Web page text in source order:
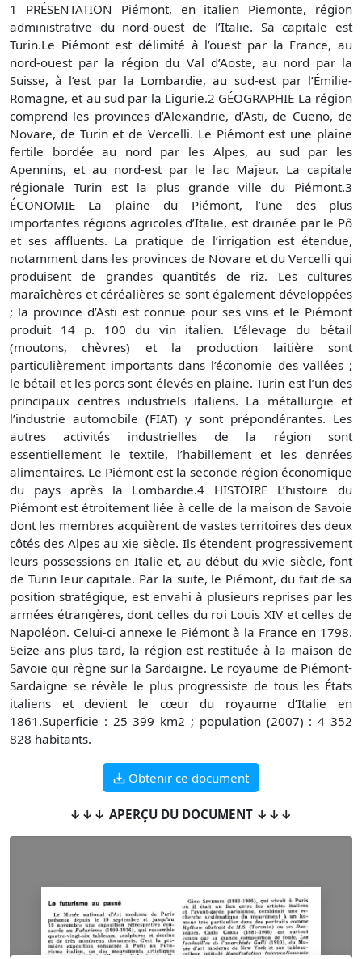
1 PRÉSENTATION Piémont, en italien Piemonte, région
administrative du nord-ouest de l’Italie. Sa capitale est
Turin.Le Piémont est délimité à l’ouest par la France, au
nord-ouest par la région du Val d’Aoste, au nord par la
Suisse, à l’est par la Lombardie, au sud-est par l’Émilie-
Romagne, et au sud par la Ligurie.2 GÉOGRAPHIE La région
comprend les provinces d’Alexandrie, d’Asti, de Cueno, de
Novare, de Turin et de Vercelli. Le Piémont est une plaine
fertile bordée au nord par les Alpes, au sud par les
Apennins, et au nord-est par le lac Majeur. La capitale
régionale Turin est la plus grande ville du Piémont.3
ÉCONOMIE La plaine du Piémont, l’une des plus
importantes régions agricoles d’Italie, est drainée par le Pô
et ses affluents. La pratique de l’irrigation est étendue,
notamment dans les provinces de Novare et du Vercelli qui
produisent de grandes quantités de riz. Les cultures
maraîchères et céréalières se sont également développées
; la province d’Asti est connue pour ses vins et le Piémont
produit 14 p. 100 du vin italien. L’élevage du bétail
(moutons, chèvres) et la production laitière sont
particulièrement importants dans l’économie des vallées ;
le bétail et les porcs sont élevés en plaine. Turin est l’un des
principaux centres industriels italiens. La métallurgie et
l’industrie automobile (FIAT) y sont prépondérantes. Les
autres activités industrielles de la région sont
essentiellement le textile, l’habillement et les denrées
alimentaires. Le Piémont est la seconde région économique
du pays après la Lombardie.4 HISTOIRE L’histoire du
Piémont est étroitement liée à celle de la maison de Savoie
dont les membres acquièrent de vastes territoires des deux
côtés des Alpes au xie siècle. Ils étendent progressivement
leurs possessions en Italie et, au début du xvie siècle, font
de Turin leur capitale. Par la suite, le Piémont, du fait de sa
position stratégique, est envahi à plusieurs reprises par les
armées étrangères, dont celles du roi Louis XIV et celles de
Napoléon. Celui-ci annexe le Piémont à la France en 1798.
Seize ans plus tard, la région est restituée à la maison de
Savoie qui règne sur la Sardaigne. Le royaume de Piémont-
Sardaigne se révèle le plus progressiste de tous les États
italiens et devient le cœur du royaume d’Italie en
1861.Superficie : 25 399 km2 ; population (2007) : 4 352
828 habitants.
Obtenir ce document
↓↓↓ APERÇU DU DOCUMENT ↓↓↓